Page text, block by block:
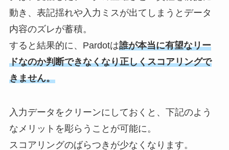
動き、表記揺れや入力ミスが出てしまうとデータ
内容のズレが蓄積。
すると結果的に、Pardotは誰が本当に有望なリー
ドなのか判断できなくなり正しくスコアリングで
きません。
入力データをクリーンにしておくと、下記のよう
なメリットを彫らうことが可能に。
スコアリングのばらつきが少なくなります。